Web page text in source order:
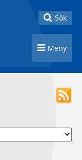
Toggle
Sök
Toggle
Meny